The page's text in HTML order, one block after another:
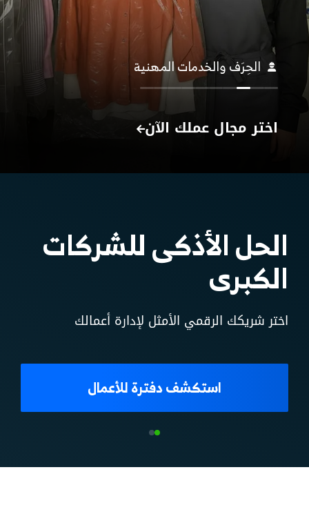
اختر مجال عملك الآن
الرعاية الطبية
لك، سواءكنت تبدأ أو
تتوسع
نمِّ أعمالك بإمكانيات غير محدودة
أبدا مجانا